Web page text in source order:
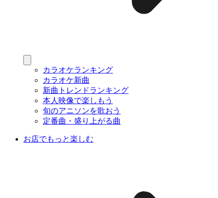
カラオケランキング
カラオケ新曲
新曲トレンドランキング
本人映像で楽しもう
旬のアニソンを歌おう
定番曲・盛り上がる曲
お店でもっと楽しむ